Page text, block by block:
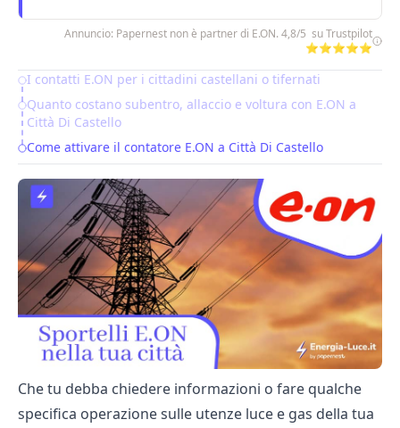
Annuncio: Papernest non è partner di E.ON. 4,8/5 su Trustpilot
⭐⭐⭐⭐⭐
Table of Contents
I contatti E.ON per i cittadini castellani o tifernati
Quanto costano subentro, allaccio e voltura con E.ON a
Città Di Castello
Come attivare il contatore E.ON a Città Di Castello
Che tu debba chiedere informazioni o fare qualche
specifica operazione sulle utenze luce e gas della tua